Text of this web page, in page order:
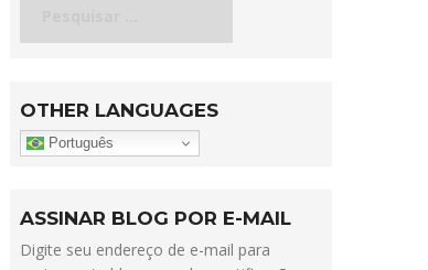
OTHER LANGUAGES
Português
ASSINAR BLOG POR E-MAIL
Digite seu endereço de e-mail para